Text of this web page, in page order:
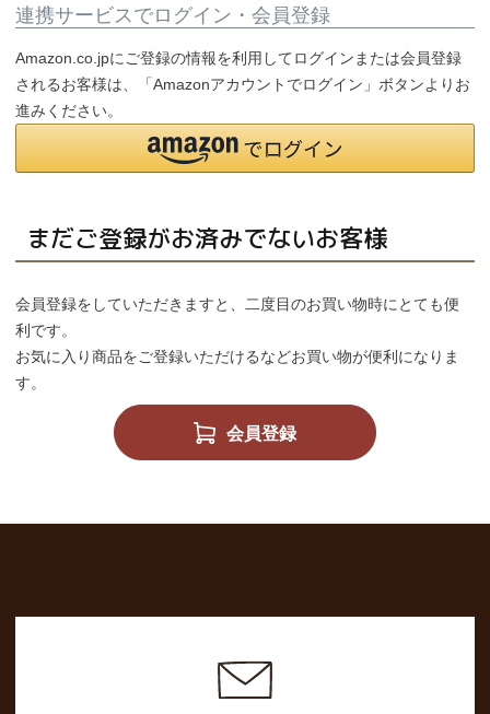
連携サービスでログイン・会員登録
Amazon.co.jpにご登録の情報を利用してログインまたは会員登録
されるお客様は、「Amazonアカウントでログイン」ボタンよりお
進みください。
まだご登録がお済みでないお客様
会員登録をしていただきますと、二度目のお買い物時にとても便
利です。
お気に入り商品をご登録いただけるなどお買い物が便利になりま
す。
会員登録